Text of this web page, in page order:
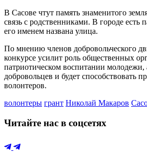
В Сасове чтут память знаменитого
связь с родственниками. В городе есть
его именем названа улица.
По мнению членов добровольческого
конкурсе усилит роль общественных
патриотическом воспитании молодежи,
добровольцев и будет способствовать
волонтеров.
волонтеры грант Николай Макаров
Читайте нас в соцсетях